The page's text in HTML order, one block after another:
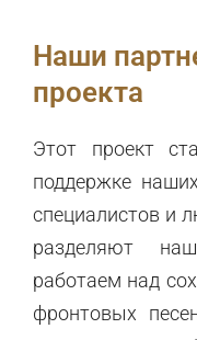
Наши
проекта
Этот проект
поддержке
специалистов и
разделяют
работаем над
фронтовых